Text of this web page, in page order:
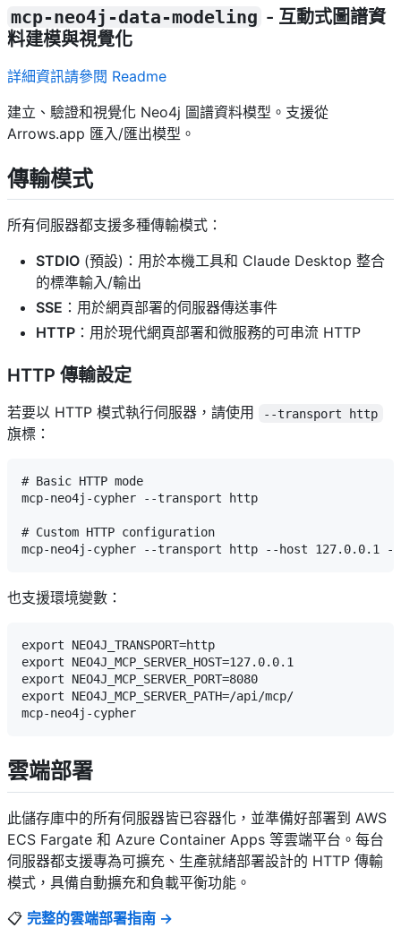
mcp-neo4j-data-modeling - 互動式圖譜資
料建模與視覺化
詳細資訊請參閱 Readme
建立、驗證和視覺化 Neo4j 圖譜資料模型。支援從
Arrows.app 匯入/匯出模型。
傳輸模式
所有伺服器都支援多種傳輸模式：
STDIO (預設)：用於本機工具和 Claude Desktop 整合
的標準輸入/輸出
SSE ：用於網頁部署的伺服器傳送事件
HTTP ：用於現代網頁部署和微服務的可串流 HTTP
HTTP 傳輸設定
若要以 HTTP 模式執行伺服器，請使用 --transport http
旗標：
# Basic HTTP mode
mcp-neo4j-cypher --transport http
# Custom HTTP configuration
也支援環境變數：
export NEO4J_TRANSPORT=http
export NEO4J_MCP_SERVER_HOST=127.0.0.1
export NEO4J_MCP_SERVER_PORT=8080
export NEO4J_MCP_SERVER_PATH=/api/mcp/
雲端部署
此儲存庫中的所有伺服器皆已容器化，並準備好部署到 AWS
ECS Fargate 和 Azure Container Apps 等雲端平台。每台
伺服器都支援專為可擴充、生產就緒部署設計的 HTTP 傳輸
模式，具備自動擴充和負載平衡功能。
📋 完整的雲端部署指南 →